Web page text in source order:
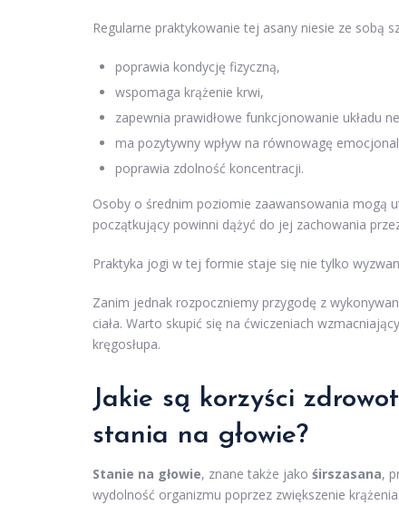
Regularne praktykowanie tej asany niesie ze sobą
poprawia kondycję fizyczną,
wspomaga krążenie krwi,
zapewnia prawidłowe funkcjonowanie układu
ma pozytywny wpływ na równowagę
poprawia zdolność koncentracji.
Osoby o średnim poziomie zaawansowania mogą
początkujący powinni dążyć do jej zachowania
Praktyka jogi w tej formie staje się nie tylko
Zanim jednak rozpoczniemy przygodę z
ciała. Warto skupić się na ćwiczeniach
kręgosłupa.
Jakie są korzyści
stania na głowie?
Stanie na głowie, znane także jako śirszasana,
wydolność organizmu poprzez zwiększenie